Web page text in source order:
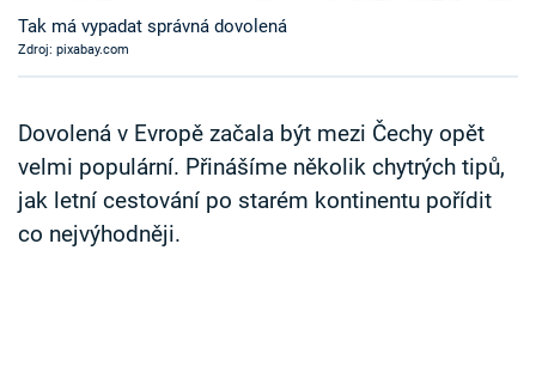
Časopis
Sledujte prima+
Přihlášení
Sledujte nás
Tak má vypadat správná dovolená
Zdroj: pixabay.com
Dovolená v Evropě začala být mezi Čechy opět
velmi populární. Přinášíme několik chytrých tipů,
jak letní cestování po starém kontinentu pořídit
co nejvýhodněji.